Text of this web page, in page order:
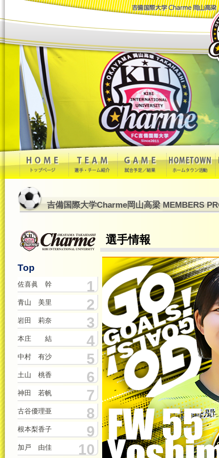
吉備国際大学Charme岡山高梁 MEMBERS
選手情報
Top
佐喜眞 幹 1
青山 美里 2
岩田 莉奈 3
本庄 結 4
中村 有沙 5
土山 桃香 6
神田 若帆 7
古谷優理亜 8
根本梨香子 9
加戸 由佳 10